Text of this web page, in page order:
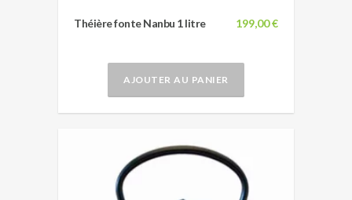
199,00 €
Théière fonte Nanbu 1 litre
AJOUTER AU PANIER